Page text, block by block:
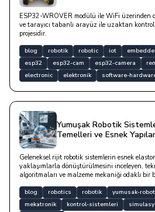
ESP32-WROVER modülü ile WiFi üzerinden
ve tarayıcı tabanlı arayüz ile uzaktan
projesidir.
blog robotik robotic iot
esp32
esp32-cam esp32-camera
electronic
elektronik software-
Yumuşak Robotik
Temelleri ve Esnek
Geleneksel rijit robotik sistemlerin esnek
yaklaşımlarla dönüştürülmesini inceleyen,
algoritmaları ve malzeme mekaniği odaklı bir
blog robotics robotik yumusak-
mekatronik
kontrol-sistemleri